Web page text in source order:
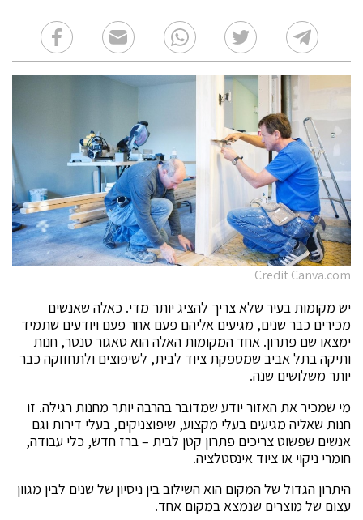
Credit Canva.com
יש מקומות בעיר שלא צריך להציג יותר מדי. כאלה שאנשים
מכירים כבר שנים, מגיעים אליהם פעם אחר פעם ויודעים שתמיד
ימצאו שם פתרון. אחד המקומות האלה הוא טאגור סנטר, חנות
ותיקה בתל אביב שמספקת ציוד לבית, לשיפוצים ולתחזוקה כבר
יותר משלושים שנה.
מי שמכיר את האזור יודע שמדובר בהרבה יותר מחנות רגילה. זו
חנות שאליה מגיעים בעלי מקצוע, שיפוצניקים, בעלי דירות וגם
אנשים שפשוט צריכים פתרון קטן לבית – ברז חדש, כלי עבודה,
חומרי ניקוי או ציוד אינסטלציה.
היתרון הגדול של המקום הוא השילוב בין ניסיון של שנים לבין מגוון
עצום של מוצרים שנמצא במקום אחד.